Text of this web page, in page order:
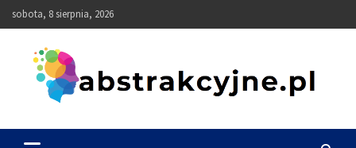
Skip
to
sobota, 8 sierpnia, 2026
Abstrakcyjne